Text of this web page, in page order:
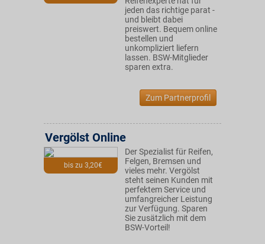
jeden das richtige parat -
und bleibt dabei
preiswert. Bequem online
bestellen und
unkompliziert liefern
lassen. BSW-Mitglieder
sparen extra.
Zum Partnerprofil
bis zu 3,20€
Vergölst Online
Der Spezialist für Reifen,
Felgen, Bremsen und
vieles mehr. Vergölst
steht seinen Kunden mit
perfektem Service und
umfangreicher Leistung
zur Verfügung. Sparen
Sie zusätzlich mit dem
BSW-Vorteil!